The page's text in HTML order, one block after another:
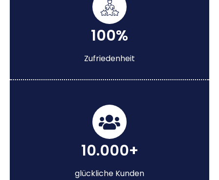
100%
Zufriedenheit
10.000+
glückliche Kunden